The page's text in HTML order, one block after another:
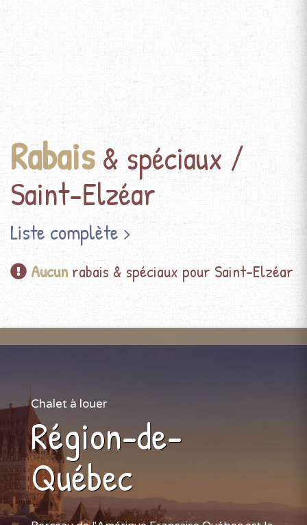
Rabais& spéciaux /
Saint-Elzéar
Liste complète
Aucun rabais & spéciaux pour Saint-Elzéar
Chalet à louer
Région-de-
Québec